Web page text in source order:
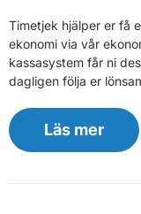
Timetjek hjälper er få
ekonomi via vår
kassasystem får ni
dagligen följa er
Läs mer